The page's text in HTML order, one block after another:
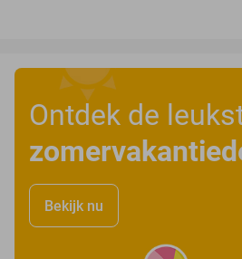
Ontdek de
Bekijk nu